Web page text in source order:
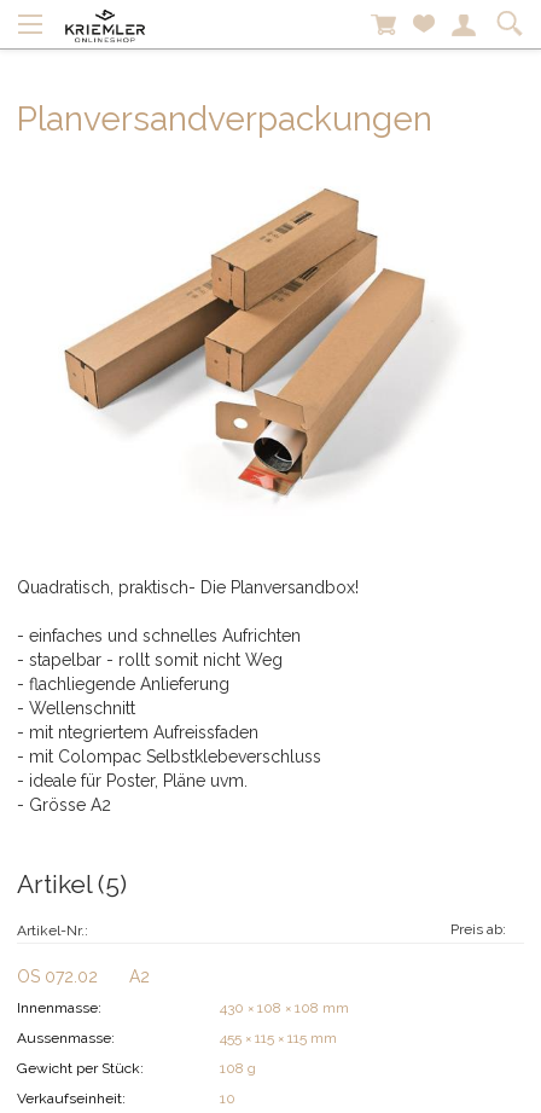
Planversandverpackungen
Quadratisch, praktisch- Die Planversandbox!
- einfaches und schnelles Aufrichten
- stapelbar - rollt somit nicht Weg
- flachliegende Anlieferung
- Wellenschnitt
- mit ntegriertem Aufreissfaden
- mit Colompac Selbstklebeverschluss
- ideale für Poster, Pläne uvm.
- Grösse A2
Artikel (5)
Preis ab:
Artikel-Nr.:
OS 072.02 A2
Innenmasse:
430 × 108 × 108 mm
Aussenmasse:
455 × 115 × 115 mm
Gewicht per Stück:
108 g
Verkaufseinheit:
10